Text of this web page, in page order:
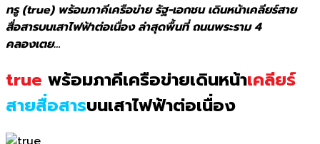
ทรู (true) พร้อมภาคีเครือข่าย รัฐ-เอกชน เดินหน้าเคลียร์สาย
สื่อสารบนเสาไฟฟ้าต่อเนื่อง ล่าสุดพื้นที่ ถนนพระราม 4
คลองเตย…
true พร้อมภาคีเครือข่ายเดินหน้าเคลียร์
สายสื่อสารบนเสาไฟฟ้าต่อเนื่อง